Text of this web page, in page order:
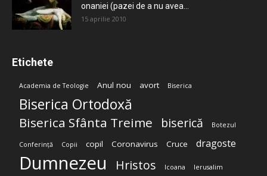
onaniei (pazei de a nu avea...
15 aprilie 2010
Etichete
Academia de Teologie Anul nou avort Biserica
Biserica Ortodoxă
Biserica Sfânta Treime biserică Botezul
Conferință Copii copil Coronavirus Cruce dragoste
Dumnezeu Hristos Icoana Ierusalim